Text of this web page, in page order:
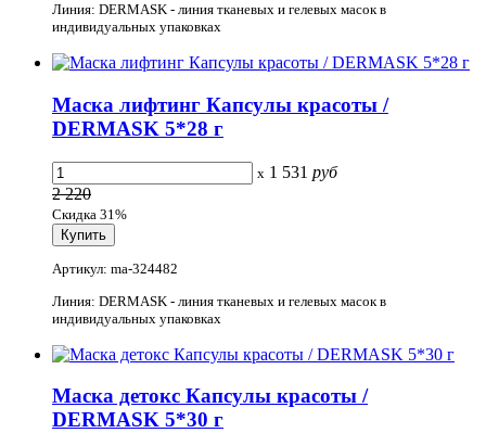
Линия: DERMASK - линия тканевых и гелевых масок в
индивидуальных упаковках
Маска лифтинг Капсулы красоты /
DERMASK 5*28 г
x 1 531 руб
2 220
Скидка 31%
Артикул: ma-324482
Линия: DERMASK - линия тканевых и гелевых масок в
индивидуальных упаковках
Маска детокс Капсулы красоты /
DERMASK 5*30 г